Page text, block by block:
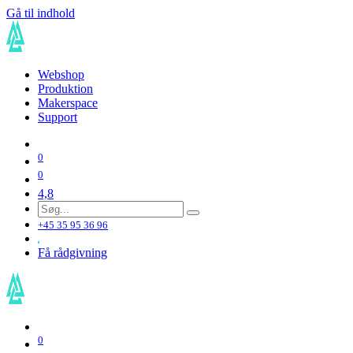
Gå til indhold
Webshop
Produktion
Makerspace
Support
0
0
4,8
+45 35 95 36 96
Få rådgivning
0